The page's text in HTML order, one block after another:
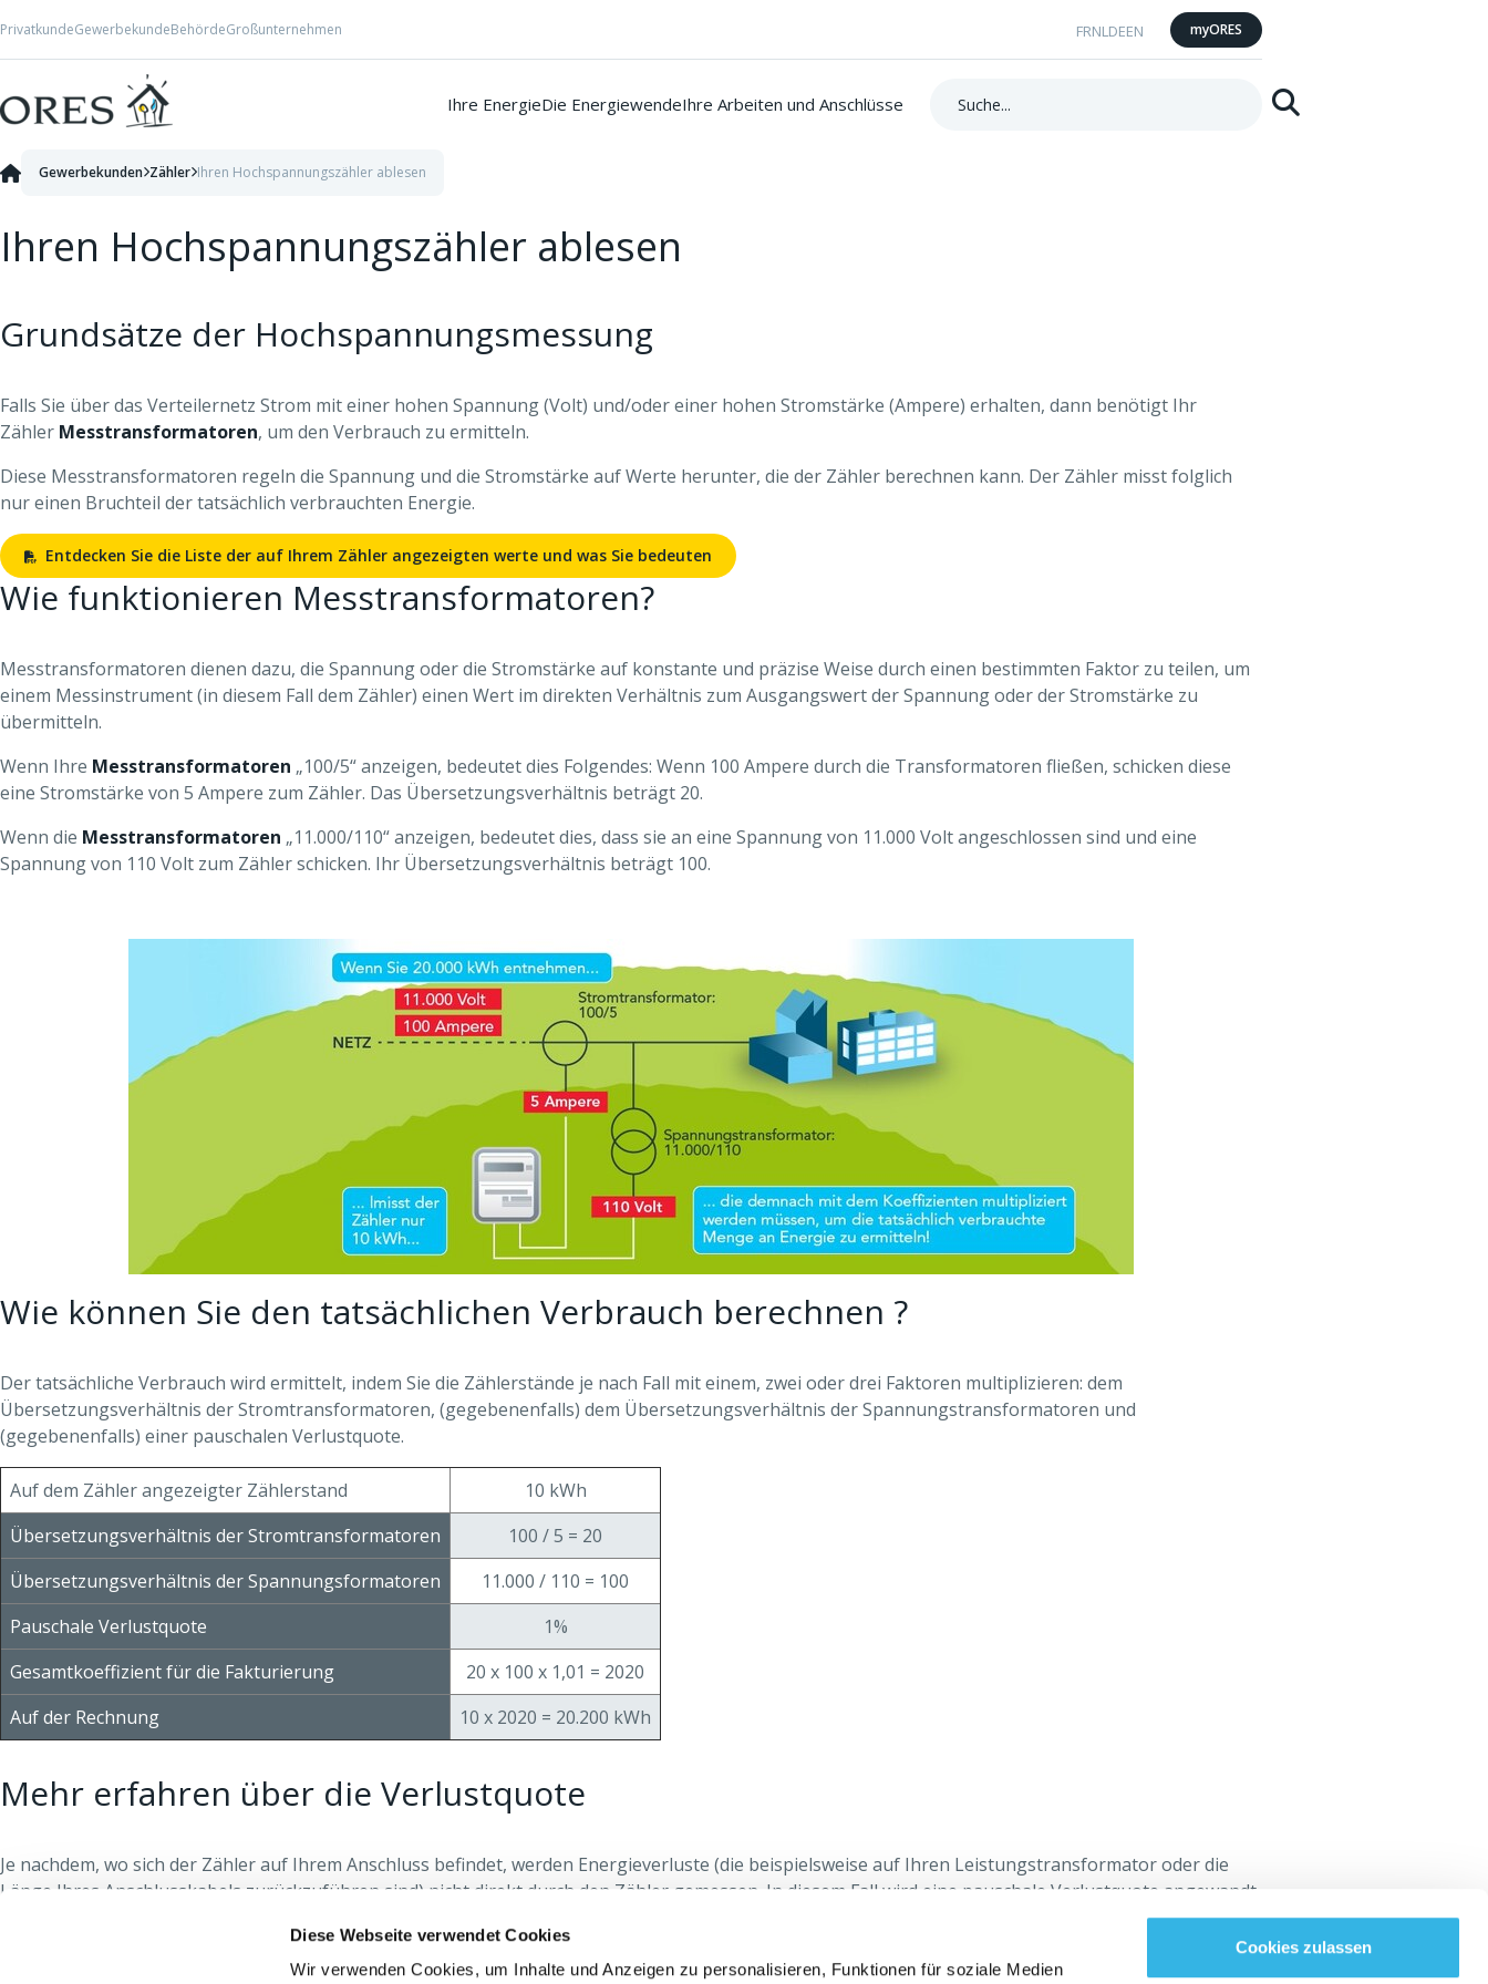
Diese Webseite verwendet Cookies
Wir verwenden Cookies, um Inhalte und Anzeigen zu personalisieren, Funktionen für soziale Medien
Cookies zulassen
Ihre EnergieDie EnergiewendeIhre Arbeiten und Anschlüsse Suchen
PrivatkundeGewerbekundeBehördeGroßunternehmen FRNL DEEN myORES
Ihren Hochspannungszähler ablesen
Gewerbekunden Zähler Ihren Hochspannungszähler ablesen
Grundsätze der Hochspannungsmessung
Falls Sie über das Verteilernetz Strom mit einer hohen Spannung (Volt) und/oder einer hohen Stromstärke (Ampere) erhalten, dann benötigt Ihr
Zähler Messtransformatoren, um den Verbrauch zu ermitteln.
Diese Messtransformatoren regeln die Spannung und die Stromstärke auf Werte herunter, die der Zähler berechnen kann. Der Zähler misst folglich
nur einen Bruchteil der tatsächlich verbrauchten Energie.
Entdecken Sie die Liste der auf Ihrem Zähler angezeigten werte und was Sie bedeuten
Wie funktionieren Messtransformatoren?
Messtransformatoren dienen dazu, die Spannung oder die Stromstärke auf konstante und präzise Weise durch einen bestimmten Faktor zu teilen, um
einem Messinstrument (in diesem Fall dem Zähler) einen Wert im direkten Verhältnis zum Ausgangswert der Spannung oder der Stromstärke zu
übermitteln.
Wenn Ihre Messtransformatoren „100/5“ anzeigen, bedeutet dies Folgendes: Wenn 100 Ampere durch die Transformatoren fließen, schicken diese
eine Stromstärke von 5 Ampere zum Zähler. Das Übersetzungsverhältnis beträgt 20.
Wenn die Messtransformatoren „11.000/110“ anzeigen, bedeutet dies, dass sie an eine Spannung von 11.000 Volt angeschlossen sind und eine
Spannung von 110 Volt zum Zähler schicken. Ihr Übersetzungsverhältnis beträgt 100.
Wie können Sie den tatsächlichen Verbrauch berechnen ?
Der tatsächliche Verbrauch wird ermittelt, indem Sie die Zählerstände je nach Fall mit einem, zwei oder drei Faktoren multiplizieren: dem
Übersetzungsverhältnis der Stromtransformatoren, (gegebenenfalls) dem Übersetzungsverhältnis der Spannungstransformatoren und
(gegebenenfalls) einer pauschalen Verlustquote.
Auf dem Zähler angezeigter Zählerstand
10 kWh
Übersetzungsverhältnis der Stromtransformatoren
100 / 5 = 20
Übersetzungsverhältnis der Spannungsformatoren
11.000 / 110 = 100
Pauschale Verlustquote
1%
Gesamtkoeffizient für die Fakturierung
20 x 100 x 1,01 = 2020
Auf der Rechnung
10 x 2020 = 20.200 kWh
Mehr erfahren über die Verlustquote
Je nachdem, wo sich der Zähler auf Ihrem Anschluss befindet, werden Energieverluste (die beispielsweise auf Ihren Leistungstransformator oder die
Länge Ihres Anschlusskabels zurückzuführen sind) nicht direkt durch den Zähler gemessen. In diesem Fall wird eine pauschale Verlustquote angewandt,
um diese nicht gemessene Energie zu berücksichtigen. Die für Ihre Anlage angewandte Verlustquote ist gegebenenfalls in Ihrem Anschlussvertrag